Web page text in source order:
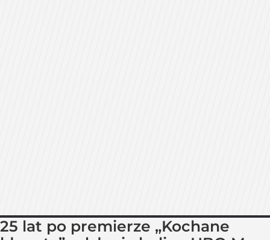
25 lat po premierze „Kochane